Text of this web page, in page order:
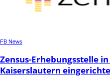
FB News
Zensus-Erhebungsstelle
Kaiserslautern